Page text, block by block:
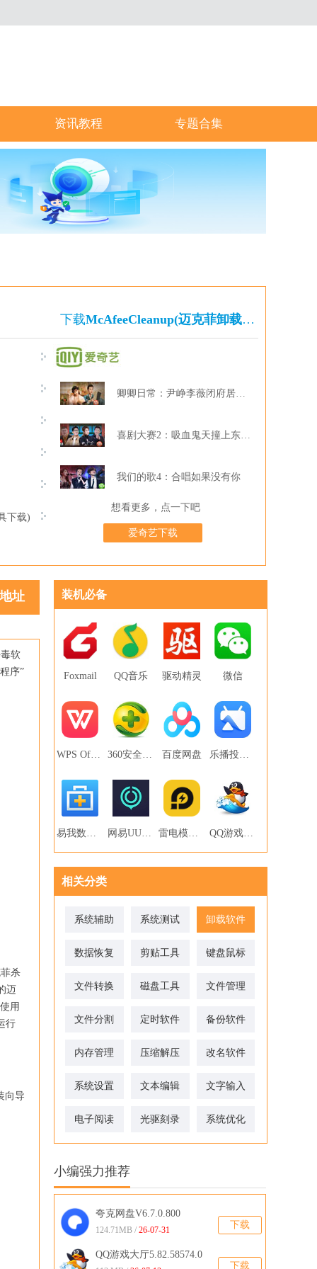
资讯教程 专题合集
下载McAfeeCleanup(迈克菲卸载工具)
卿卿日常：尹峥李薇闭府居家打牌
喜剧大赛2：吸血鬼天撞上东北波er
我们的歌4：合唱如果没有你
想看更多，点一下吧
爱奇艺下载
下载)
址
软
序”
杀
迈
用
行
向导
装机必备
Foxmail QQ音乐 驱动精灵 微信
WPS Office 360安全卫士 百度网盘 乐播投屏PC版
易我数据恢复 网易UU网游加速器 雷电模拟器 QQ游戏大厅
相关分类
系统辅助 系统测试 卸载软件
数据恢复 剪贴工具 键盘鼠标
文件转换 磁盘工具 文件管理
文件分割 定时软件 备份软件
内存管理 压缩解压 改名软件
系统设置 文本编辑 文字输入
电子阅读 光驱刻录 系统优化
小编强力推荐
下载
夸克网盘V6.7.0.800
124.71MB / 26-07-31
下载
QQ游戏大厅5.82.58574.0